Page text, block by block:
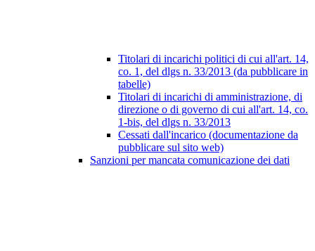
Titolari di incarichi politici di cui all'art. 14,
co. 1, del dlgs n. 33/2013 (da pubblicare in
tabelle)
Titolari di incarichi di amministrazione, di
direzione o di governo di cui all'art. 14, co.
1-bis, del dlgs n. 33/2013
Cessati dall'incarico (documentazione da
pubblicare sul sito web)
Sanzioni per mancata comunicazione dei dati